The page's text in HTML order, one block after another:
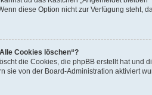
diese Option nicht zur Verfügung steht,
Cookies löschen“?
die Cookies, die phpBB erstellt hat
sie von der Board-Administration aktiviert